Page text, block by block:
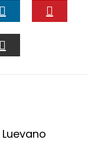
LINKEDIN